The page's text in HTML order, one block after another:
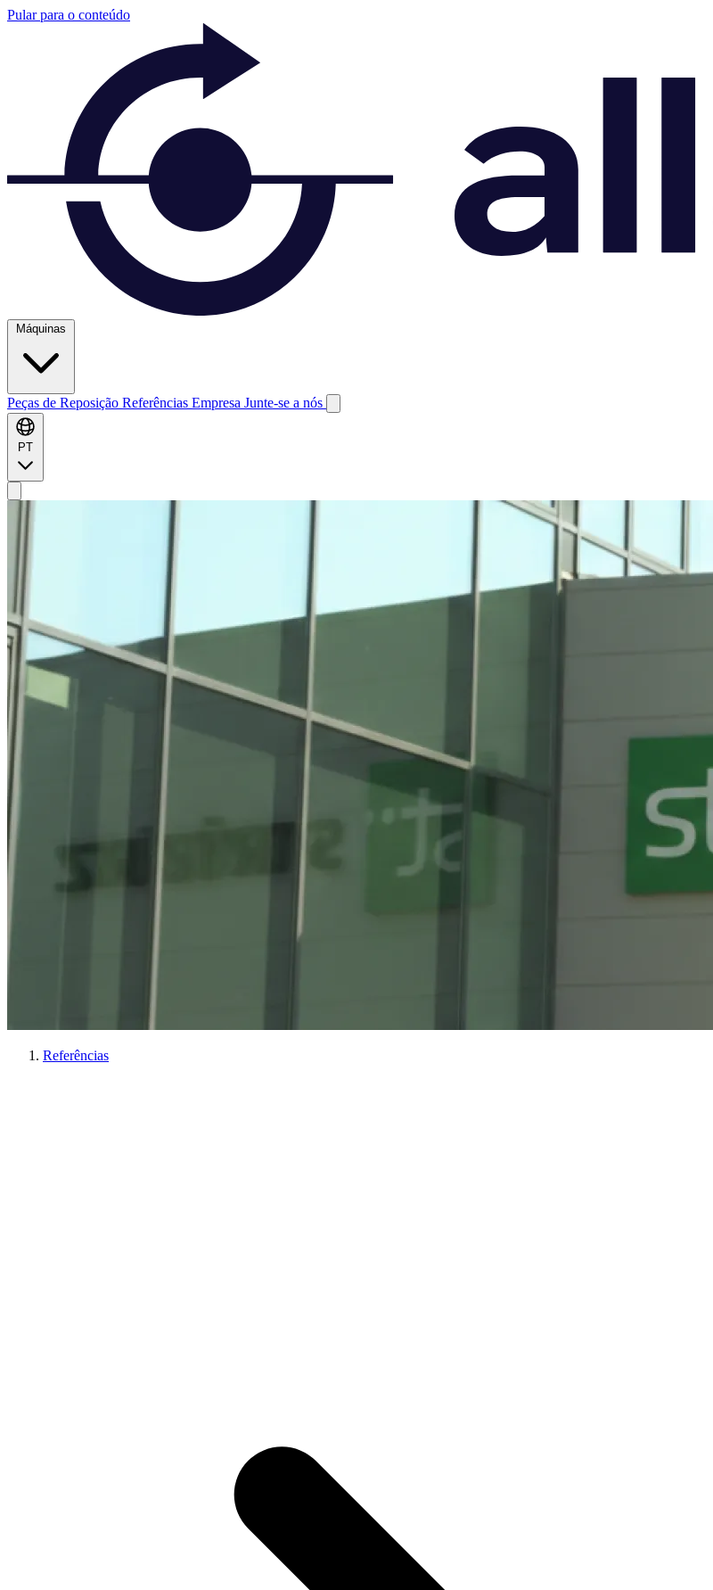
Pular para o conteúdo
Máquinas
Peças de Reposição Referências Empresa Junte-se a nós
PT
Referências